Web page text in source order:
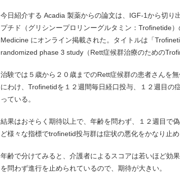
今日紹介する Acadia 製薬からの論文は、IGF-1から切り
プチド（グリシンープロリンーグルタミン：Trofinetide
Medicine にオンライン掲載された。タイトルは「
randomized phase 3 study（Rett症候群治療のための
治験では５歳から２０歳までのRett症候群の患者さんを
にわけ、Trofinetidを１２週間毎日経口投与、１２週目の
っている。
結果はおそらく期待以上で、年齢を問わず、１２週目で
ど様々な指標でtrofinetid投与群は症状の悪化をかなり止め
年齢で分けてみると、介護者によるスコアは若いほど効
を問わず進行を止められているので、期待が大きい。